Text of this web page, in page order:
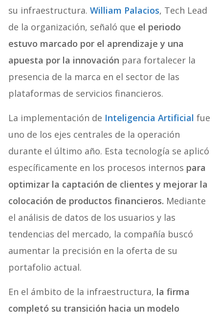
su infraestructura. William Palacios, Tech Lead
de la organización, señaló que el periodo
estuvo marcado por el aprendizaje y una
apuesta por la innovación para fortalecer la
presencia de la marca en el sector de las
plataformas de servicios financieros.
La implementación de Inteligencia Artificial fue
uno de los ejes centrales de la operación
durante el último año. Esta tecnología se aplicó
específicamente en los procesos internos para
optimizar la captación de clientes y mejorar la
colocación de productos financieros. Mediante
el análisis de datos de los usuarios y las
tendencias del mercado, la compañía buscó
aumentar la precisión en la oferta de su
portafolio actual.
En el ámbito de la infraestructura, la firma
completó su transición hacia un modelo